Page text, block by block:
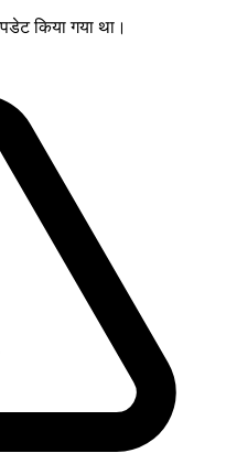
किया गया था।